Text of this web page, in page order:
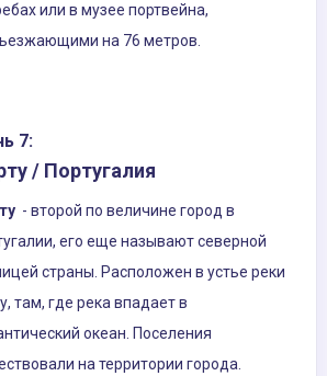
или в музее портвейна,
на 76 метров.
7:
/ Португалия
- второй по величине город в
его еще называют северной
страны. Расположен в устье реки
там, где река впадает в
океан. Поселения
на территории города.